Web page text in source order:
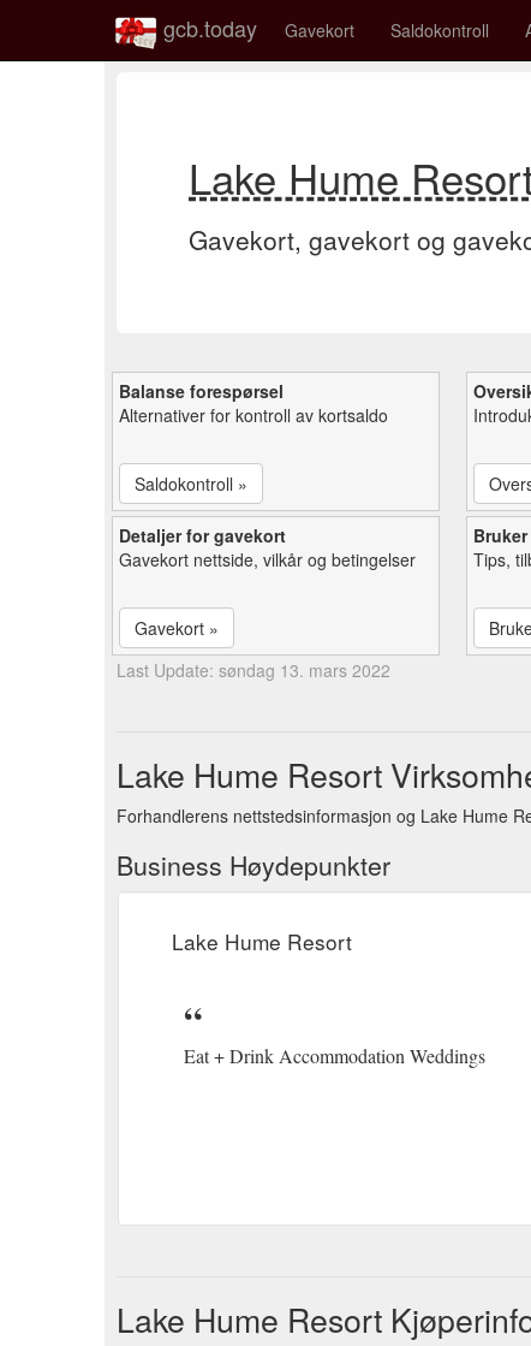
gcb.today Gavekort Saldokontroll
Lake Hume
Gavekort, gavekort og
Balanse forespørsel
Alternativer for kontroll av kortsaldo
Saldokontroll »
Detaljer for gavekort
Gavekort nettside, vilkår og betingelser
Gavekort »
Tips,
Last Update: søndag 13. mars 2022
Lake Hume Resort
Forhandlerens nettstedsinformasjon og Lake Hume
Business Høydepunkter
Lake Hume Resort
Eat + Drink Accommodation Weddings
Lake Hume Resort